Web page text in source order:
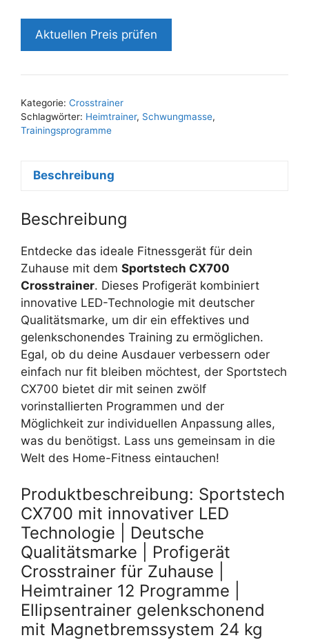
849,00 €719,00 €.
Aktuellen Preis prüfen
Kategorie: Crosstrainer
Schlagwörter: Heimtrainer, Schwungmasse,
Trainingsprogramme
Beschreibung
Beschreibung
Entdecke das ideale Fitnessgerät für dein
Zuhause mit dem Sportstech CX700
Crosstrainer. Dieses Profigerät kombiniert
innovative LED-Technologie mit deutscher
Qualitätsmarke, um dir ein effektives und
gelenkschonendes Training zu ermöglichen.
Egal, ob du deine Ausdauer verbessern oder
einfach nur fit bleiben möchtest, der Sportstech
CX700 bietet dir mit seinen zwölf
vorinstallierten Programmen und der
Möglichkeit zur individuellen Anpassung alles,
was du benötigst. Lass uns gemeinsam in die
Welt des Home-Fitness eintauchen!
Produktbeschreibung: Sportstech
CX700 mit innovativer LED
Technologie | Deutsche
Qualitätsmarke | Profigerät
Crosstrainer für Zuhause |
Heimtrainer 12 Programme |
Ellipsentrainer gelenkschonend
mit Magnetbremssystem 24 kg